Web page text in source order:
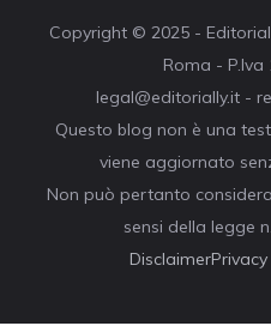
Copyright © 2025 -
Roma - P.Iva
legal@editorially.it -
Questo blog non è una
viene aggiornato
Non può pertanto
sensi della legge
Disclaimer